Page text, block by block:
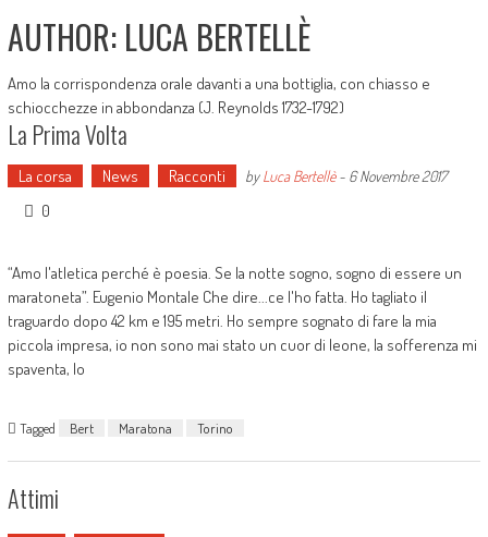
AUTHOR: LUCA BERTELLÈ
Amo la corrispondenza orale davanti a una bottiglia, con chiasso e
schiocchezze in abbondanza (J. Reynolds 1732-1792)
La Prima Volta
La corsa News Racconti byLuca Bertellè- 6 Novembre 2017
0
“Amo l'atletica perché è poesia. Se la notte sogno, sogno di essere un
maratoneta”. Eugenio Montale Che dire...ce l'ho fatta. Ho tagliato il
traguardo dopo 42 km e 195 metri. Ho sempre sognato di fare la mia
piccola impresa, io non sono mai stato un cuor di leone, la sofferenza mi
spaventa, lo
Tagged Bert Maratona Torino
Attimi